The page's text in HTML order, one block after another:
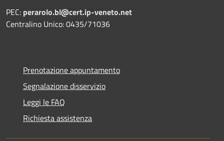
PEC: perarolo.bl@cert.ip-veneto.net
Centralino Unico: 0435/71036
Prenotazione appuntamento
Segnalazione disservizio
Leggi le FAQ
Richiesta assistenza